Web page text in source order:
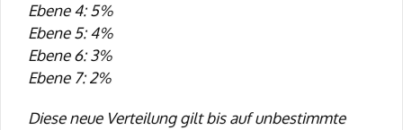
Ebene 4: 5%
Ebene 5: 4%
Ebene 6: 3%
Ebene 7: 2%
Diese neue Verteilung gilt bis auf unbestimmte